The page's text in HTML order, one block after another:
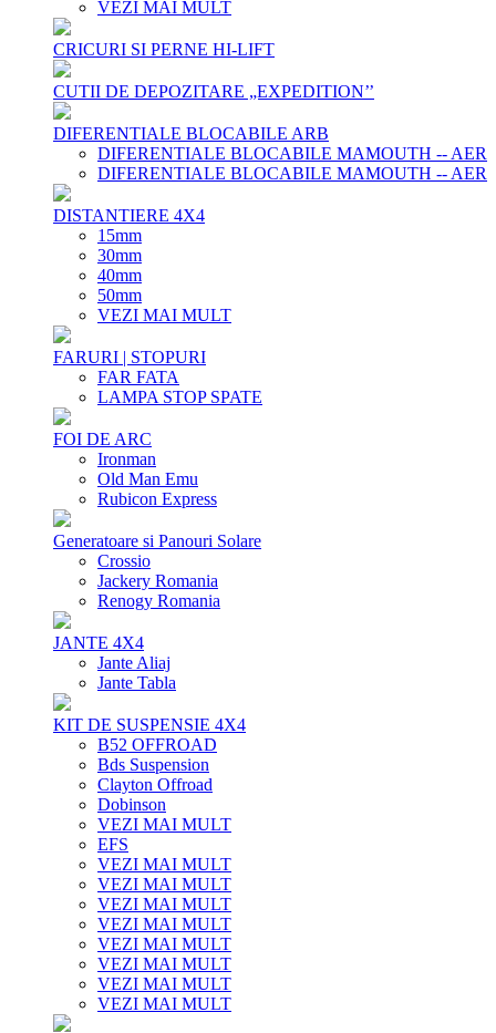
VEZI MAI MULT
CRICURI SI PERNE HI-LIFT
CUTII DE DEPOZITARE „EXPEDITION’’
DIFERENTIALE BLOCABILE ARB
DIFERENTIALE BLOCABILE MAMOUTH -- AER
DIFERENTIALE BLOCABILE MAMOUTH -- AER
DISTANTIERE 4X4
15mm
30mm
40mm
50mm
VEZI MAI MULT
FARURI | STOPURI
FAR FATA
LAMPA STOP SPATE
FOI DE ARC
Ironman
Old Man Emu
Rubicon Express
Generatoare si Panouri Solare
Crossio
Jackery Romania
Renogy Romania
JANTE 4X4
Jante Aliaj
Jante Tabla
KIT DE SUSPENSIE 4X4
B52 OFFROAD
Bds Suspension
Clayton Offroad
Dobinson
VEZI MAI MULT
EFS
VEZI MAI MULT
VEZI MAI MULT
VEZI MAI MULT
VEZI MAI MULT
VEZI MAI MULT
VEZI MAI MULT
VEZI MAI MULT
VEZI MAI MULT